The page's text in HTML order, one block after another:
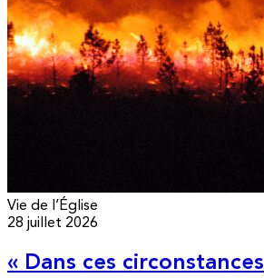
Vie de l’Église
28 juillet 2026
« Dans ces circonstances